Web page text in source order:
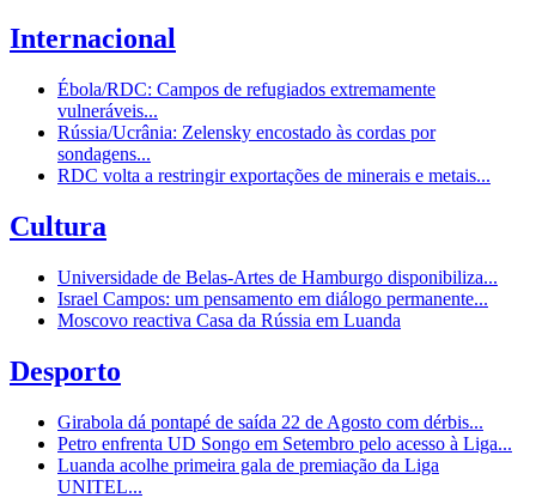
Internacional
Ébola/RDC: Campos de refugiados extremamente
vulneráveis...
Rússia/Ucrânia: Zelensky encostado às cordas por
sondagens...
RDC volta a restringir exportações de minerais e metais...
Cultura
Universidade de Belas-Artes de Hamburgo disponibiliza...
Israel Campos: um pensamento em diálogo permanente...
Moscovo reactiva Casa da Rússia em Luanda
Desporto
Girabola dá pontapé de saída 22 de Agosto com dérbis...
Petro enfrenta UD Songo em Setembro pelo acesso à Liga...
Luanda acolhe primeira gala de premiação da Liga
UNITEL...